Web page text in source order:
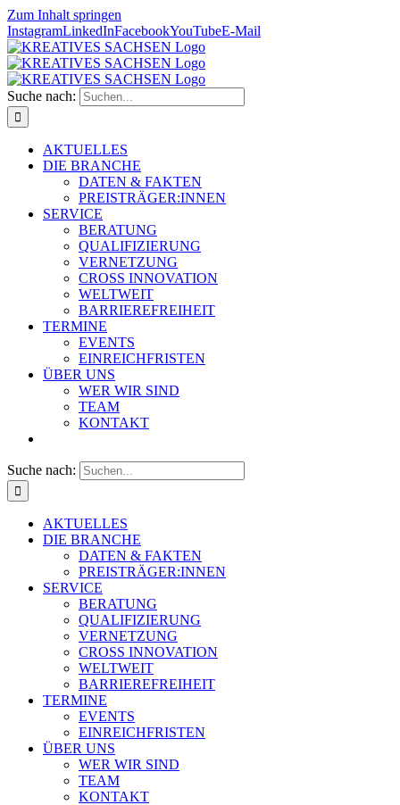
Zum Inhalt springen
InstagramLinkedInFacebookYouTubeE-Mail
Suche nach:
AKTUELLES
DIE BRANCHE
DATEN & FAKTEN
PREISTRÄGER:INNEN
SERVICE
BERATUNG
QUALIFIZIERUNG
VERNETZUNG
CROSS INNOVATION
WELTWEIT
BARRIEREFREIHEIT
TERMINE
EVENTS
EINREICHFRISTEN
ÜBER UNS
WER WIR SIND
TEAM
KONTAKT
Suche nach:
AKTUELLES
DIE BRANCHE
DATEN & FAKTEN
PREISTRÄGER:INNEN
SERVICE
BERATUNG
QUALIFIZIERUNG
VERNETZUNG
CROSS INNOVATION
WELTWEIT
BARRIEREFREIHEIT
TERMINE
EVENTS
EINREICHFRISTEN
ÜBER UNS
WER WIR SIND
TEAM
KONTAKT